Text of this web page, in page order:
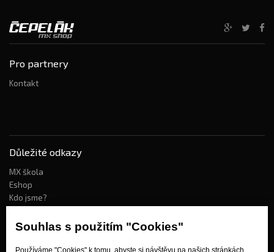
Souhlas s použitím "Cookies"
Pro partnery
Kontakt
Důležité odkazy
MX škola
Eshop
Kdo jsme?